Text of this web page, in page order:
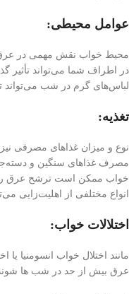
عوامل محیطی:
محیط خواب نقش مهمی در عرق
در اطراف شما می‌تواند تأثیر
لباس‌های گرم در شب می‌تواند
تغذیه:
نوع و میزان غذاهای مصرفی
مصرف غذاهای سنگین و
خواب ممکن است ترشح عرق
انواع مختلفی از اهلیت‌زایی
اختلالات خواب:
مانند اختلال خواب انسومنیا یا
عرق بیش از حد در شب ها